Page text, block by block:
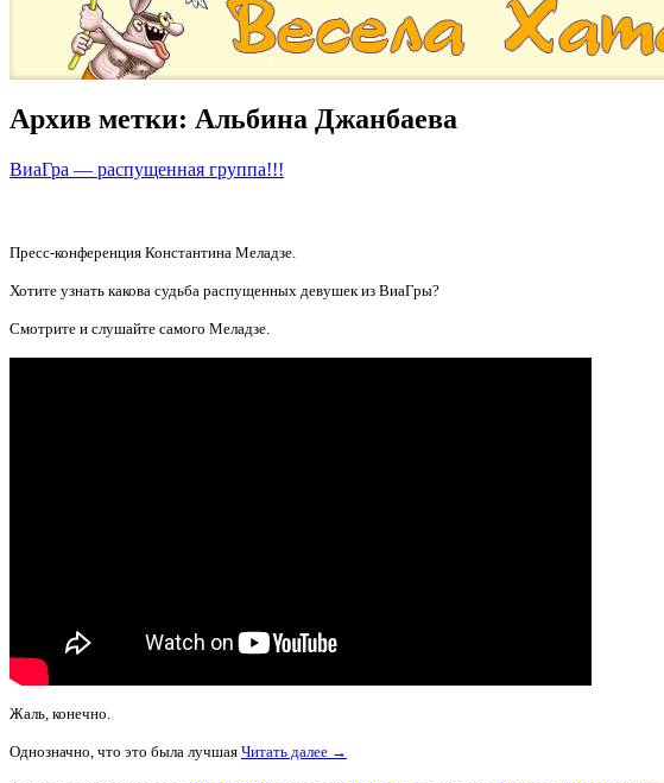
Архив метки: Альбина Джанбаева
ВиаГра — распущенная группа!!!
Пресс-конференция Константина Меладзе.
Хотите узнать какова судьба распущенных девушек из ВиаГры?
Смотрите и слушайте самого Меладзе.
Жаль, конечно.
Однозначно, что это была лучшая Читать далее →